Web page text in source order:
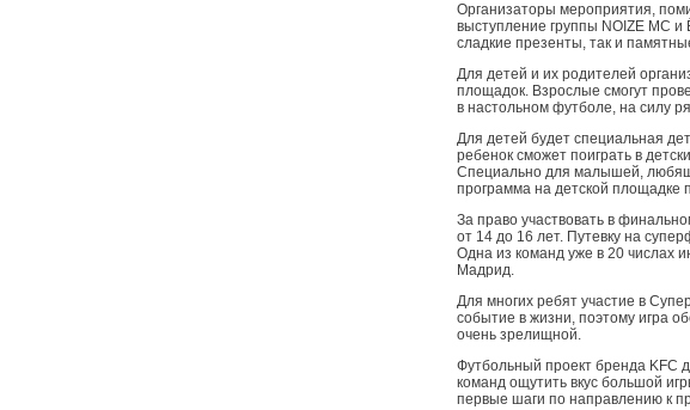
Организаторы мероприятия,
выступление группы NOIZE MC
сладкие презенты, так и
Для детей и их родителей
площадок. Взрослые смогут
в настольном футболе, на силу
Для детей будет специальная
ребенок сможет поиграть в
Специально для малышей,
программа на детской площадке
За право участвовать в
от 14 до 16 лет. Путевку на
Одна из команд уже в 20 числах
Мадрид.
Для многих ребят участие в
событие в жизни, поэтому игра
очень зрелищной.
Футбольный проект бренда KFC
команд ощутить вкус большой
первые шаги по направлению к